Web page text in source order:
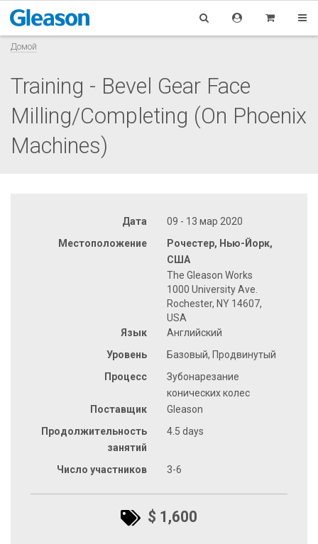
Домой
Training - Bevel Gear Face
Milling/Completing (On Phoenix
Machines)
Дата
09 - 13 мар 2020
Местоположение
Рочестер, Нью-Йорк,
США
The Gleason Works
1000 University Ave.
Rochester, NY 14607,
USA
Язык
Английский
Уровень
Базовый, Продвинутый
Процесс
Зубонарезание
конических колес
Поставщик
Gleason
Продолжительность
занятий
4.5 days
Число участников 3-6
$ 1,600